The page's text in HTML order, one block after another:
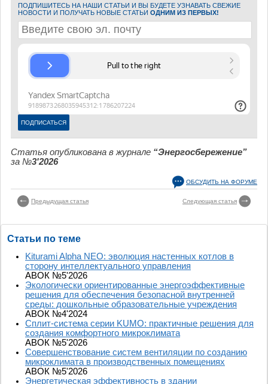
ПОДПИШИТЕСЬ НА НАШИ СТАТЬИ И ВЫ БУДЕТЕ УЗНАВАТЬ СВЕЖИЕ
НОВОСТИ И ПОЛУЧАТЬ НОВЫЕ СТАТЬИ ОДНИМ ИЗ ПЕРВЫХ!
Статья опубликована в журнале “Энергосбережение”
за №3'2026
ОБСУДИТЬ НА ФОРУМЕ
Предыдущая статья Следующая статья
Статьи по теме
Kiturami Alpha NEO: эволюция настенных котлов в
сторону интеллектуального управления
АВОК №5'2026
Экологически ориентированные энергоэффективные
решения для обеспечения безопасной внутренней
среды: дошкольные образовательные учреждения
АВОК №4'2024
Сплит-система серии KUMO: практичные решения для
создания комфортного микроклимата
АВОК №5'2026
Совершенствование систем вентиляции по созданию
микроклимата в производственных помещениях
АВОК №5'2026
Энергетическая эффективность в здании